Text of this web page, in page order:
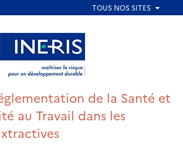
Aller au menu
page
de la Santé et
au Travail dans les